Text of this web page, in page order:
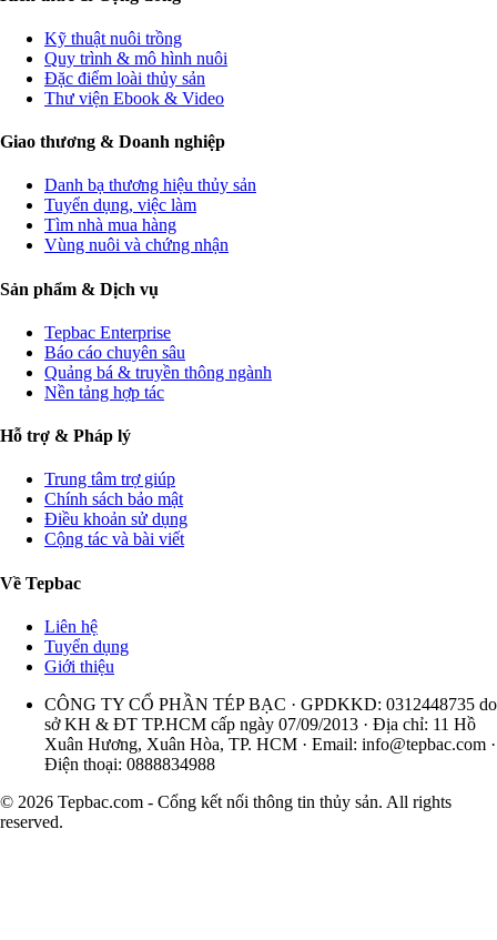
Kỹ thuật nuôi trồng
Quy trình & mô hình nuôi
Đặc điểm loài thủy sản
Thư viện Ebook & Video
Giao thương & Doanh nghiệp
Danh bạ thương hiệu thủy sản
Tuyển dụng, việc làm
Tìm nhà mua hàng
Vùng nuôi và chứng nhận
Sản phẩm & Dịch vụ
Tepbac Enterprise
Báo cáo chuyên sâu
Quảng bá & truyền thông ngành
Nền tảng hợp tác
Hỗ trợ & Pháp lý
Trung tâm trợ giúp
Chính sách bảo mật
Điều khoản sử dụng
Cộng tác và bài viết
Về Tepbac
Liên hệ
Tuyển dụng
Giới thiệu
CÔNG TY CỔ PHẦN TÉP BẠC · GPDKKD: 0312448735 do
sở KH & ĐT TP.HCM cấp ngày 07/09/2013 · Địa chỉ: 11 Hồ
Xuân Hương, Xuân Hòa, TP. HCM · Email: info@tepbac.com ·
Điện thoại: 0888834988
© 2026 Tepbac.com - Cổng kết nối thông tin thủy sản. All rights
reserved.